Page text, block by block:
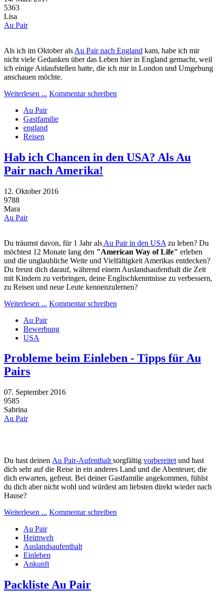
5363
Lisa
Au Pair
Als ich im Oktober als Au Pair nach England kam, habe ich mir
nicht viele Gedanken über das Leben hier in England gemacht, weil
ich einige Anlaufstellen hatte, die ich mir in London und Umgebung
anschauen möchte.
Weiterlesen ... Kommentar schreiben
Au Pair
Gastfamilie
england
Reisen
Hab ich Chancen in den USA? Als Au
Pair nach Amerika!
12. Oktober 2016
9788
Mara
Au Pair
Du träumst davon, für 1 Jahr als Au Pair in den USA zu leben? Du
möchtest 12 Monate lang den "American Way of Life" erleben
und die unglaubliche Weite und Vielfältigkeit Amerikas entdecken?
Du freust dich darauf, während einem Auslandsaufenthalt die Zeit
mit Kindern zu verbringen, deine Englischkenntnisse zu verbessern,
zu Reisen und neue Leute kennenzulernen?
Weiterlesen ... Kommentar schreiben
Au Pair
Bewerbung
USA
Probleme beim Einleben - Tipps für Au
Pairs
07. September 2016
9585
Sabrina
Au Pair
Du hast deinen Au Pair-Aufenthalt sorgfältig vorbereitet und hast
dich sehr auf die Reise in ein anderes Land und die Abenteuer, die
dich erwarten, gefreut. Bei deiner Gastfamilie angekommen, fühlst
du dich aber nicht wohl und würdest am liebsten direkt wieder nach
Hause?
Weiterlesen ... Kommentar schreiben
Au Pair
Heimweh
Auslandsaufenthalt
Einleben
Ankunft
Packliste Au Pair